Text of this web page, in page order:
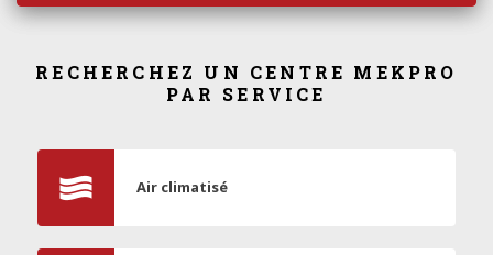
RECHERCHEZ UN CENTRE MEKPRO
PAR SERVICE
Air climatisé